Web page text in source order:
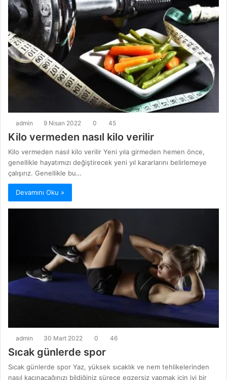
admin 9 Nisan 2022 0 45
Kilo vermeden nasıl kilo verilir
Kilo vermeden nasıl kilo verilir Yeni yıla girmeden hemen önce,
genellikle hayatımızı değiştirecek yeni yıl kararlarını belirlemeye
çalışırız. Genellikle bu…
Devamını Oku »
admin 30 Mart 2022 0 46
Sıcak günlerde spor
Sıcak günlerde spor Yaz, yüksek sıcaklık ve nem tehlikelerinden
nasıl kaçınacağınızı bildiğiniz sürece egzersiz yapmak için iyi bir